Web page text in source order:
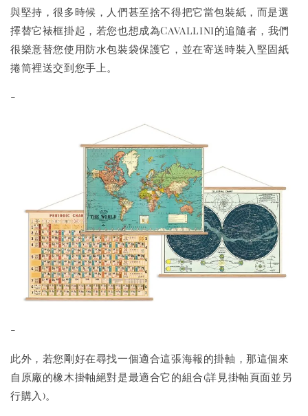
與堅持，很多時候，人們甚至捨不得把它當包裝紙，而是選
擇替它裱框掛起，若您也想成為Cavallini的追隨者，我們
很樂意替您使用防水包裝袋保護它，並在寄送時裝入堅固紙
捲筒裡送交到您手上。
-
-
此外，若您剛好在尋找一個適合這張海報的掛軸，那這個來
自原廠的橡木掛軸絕對是最適合它的組合(詳見掛軸頁面並另
行購入)。